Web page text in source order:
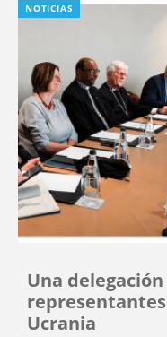
NOTICIAS
Una
Ucrania